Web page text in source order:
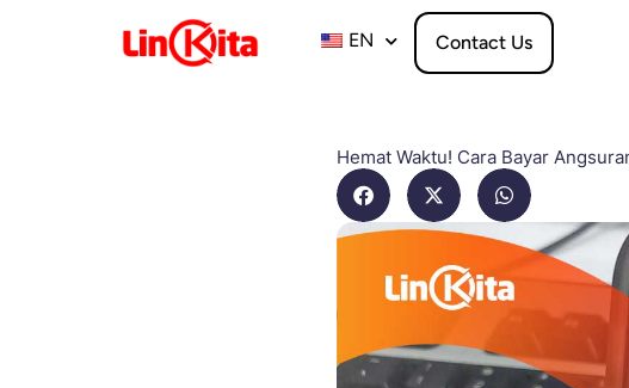
EN Contact Us
Hemat Waktu! Cara Bayar